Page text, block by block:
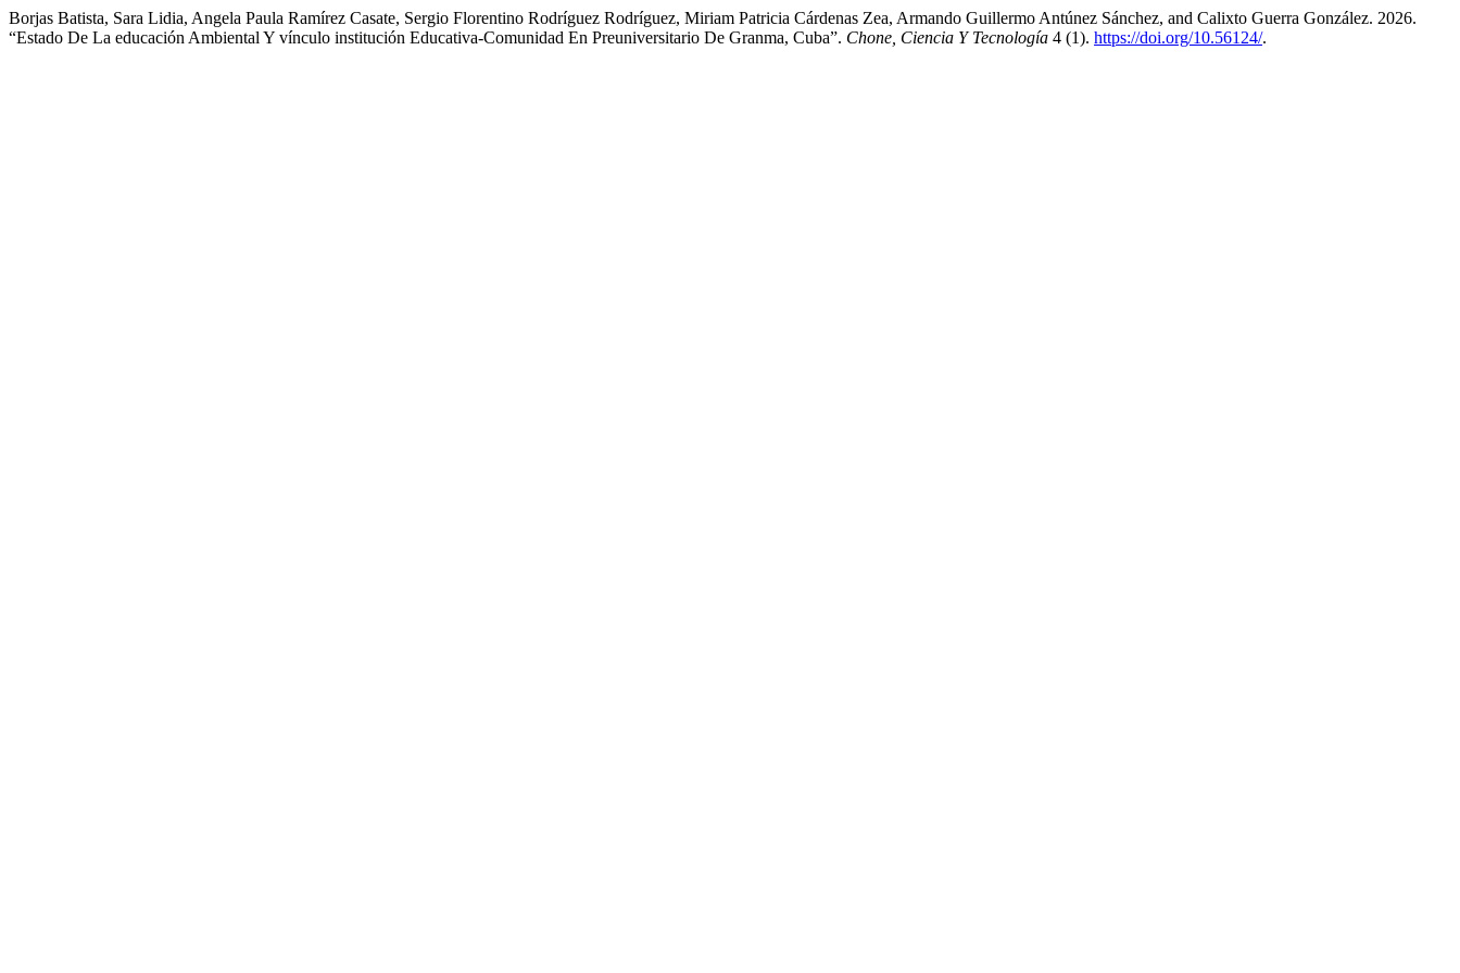
Borjas Batista, Sara Lidia, Angela Paula Ramírez Casate, Sergio Florentino Rodríguez Rodríguez, Miriam Patricia Cárdenas Zea, Armando Guillermo Antúnez Sánchez, and Calixto Guerra González. 2026.
“Estado De La educación Ambiental Y vínculo institución Educativa-Comunidad En Preuniversitario De Granma, Cuba”. Chone, Ciencia Y Tecnología 4 (1). https://doi.org/10.56124/.